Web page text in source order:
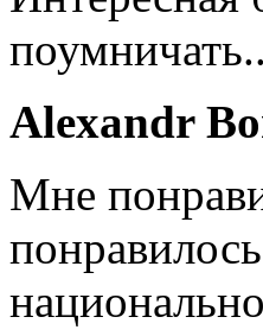
Alexandr
Мне